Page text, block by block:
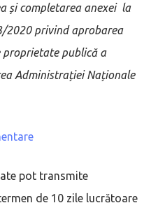
și completarea anexei la
2020 privind aprobarea
publică a
Administrației Naționale
pot transmite
de 10 zile lucrătoare